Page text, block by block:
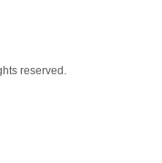
reserved.